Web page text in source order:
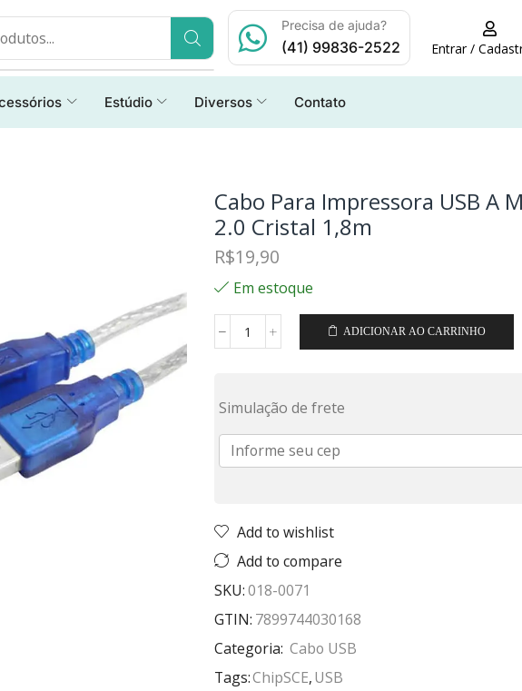
Precisa de ajuda?
(41) 99836-2522 Entrar /
Estúdio Diversos Contato
Cabo Para Impressora USB A
2.0 Cristal 1,8m
R$19,90
Em estoque
ADICIONAR AO CARRINHO
Simulação de frete
Add to wishlist
Add to compare
SKU:018-0071
GTIN: 7899744030168
Categoria: Cabo USB
Tags:ChipSCE,USB